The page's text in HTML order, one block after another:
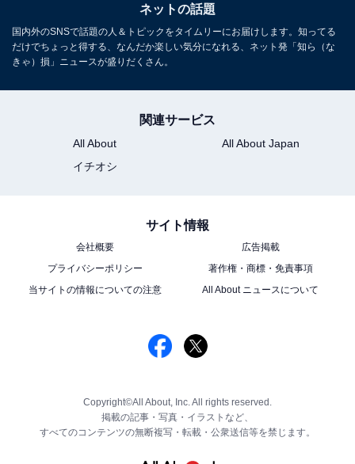
ネットの話題
国内外のSNSで話題の人＆トピックをタイムリーにお届けします。知ってる
だけでちょっと得する、なんだか楽しい気分になれる、ネット発「知ら（な
きゃ）損」ニュースが盛りだくさん。
関連サービス
All About
All About Japan
イチオシ
サイト情報
会社概要
広告掲載
プライバシーポリシー
著作権・商標・免責事項
当サイトの情報についての注意
All About ニュースについて
Copyright©All About, Inc. All rights reserved.
掲載の記事・写真・イラストなど、
すべてのコンテンツの無断複写・転載・公衆送信等を禁じます。